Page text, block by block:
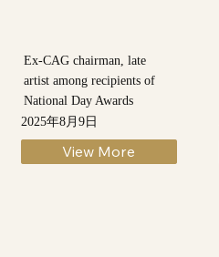
Ex-CAG chairman, late
artist among recipients of
National Day Awards
2025年8月9日
View More